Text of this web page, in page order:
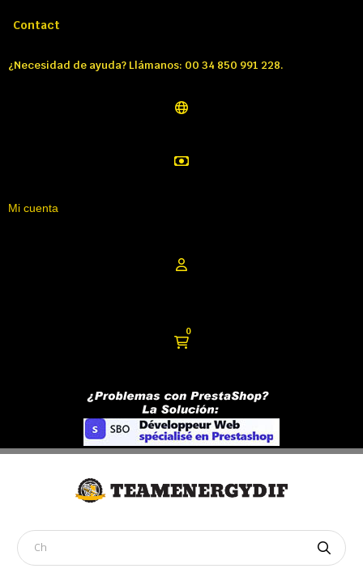
Contact
¿Necesidad de ayuda? Llámanos: 00 34 850 991 228.
Mi cuenta
0